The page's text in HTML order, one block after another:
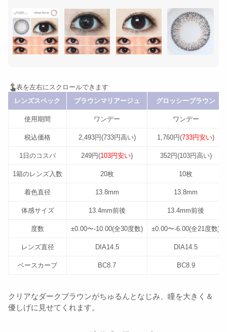
レンズスペック ブラウンマリアージュ グロッシーブラウン
使用期間 ワンデー ワンデー
税込価格 2,493円(733円高い) 1,760円(733円安い)
1日のコスパ 249円(103円安い) 352円(103円高い)
1箱のレンズ入数 20枚 10枚
着色直径 13.8mm 13.8mm
体感サイズ 13.4mm前後 13.4mm前後
度数 ±0.00〜-10.00(全30度数) ±0.00〜-6.00(全21度数)
レンズ直径 DIA14.5 DIA14.5
ベースカーブ BC8.7 BC8.9
クリアなダークブラウンがちゅるんとなじみ、瞳を大きく＆
優しげに見せてくれます。